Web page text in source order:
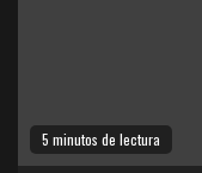
5 minutos de lectura